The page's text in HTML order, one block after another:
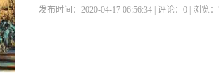
发布时间：2020-04-17 06:56:34 | 评论：0 | 浏览：